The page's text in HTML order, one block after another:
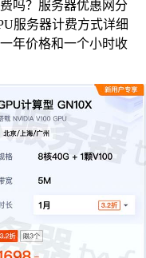
吗？服务器优惠网分
服务器计费方式详细
年价格和一个小时收